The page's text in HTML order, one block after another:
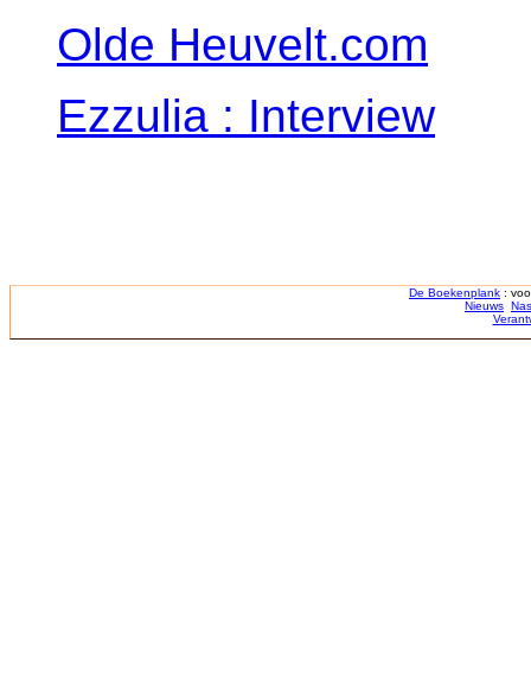
Olde Heuvelt.com
Ezzulia : Interview
De Boekenplank :
Nieuws